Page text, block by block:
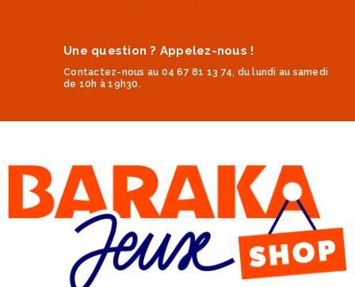
Une question ? Appelez-nous !
Contactez-nous au 04 67 81 13 74, du lundi au samedi
de 10h à 19h30.